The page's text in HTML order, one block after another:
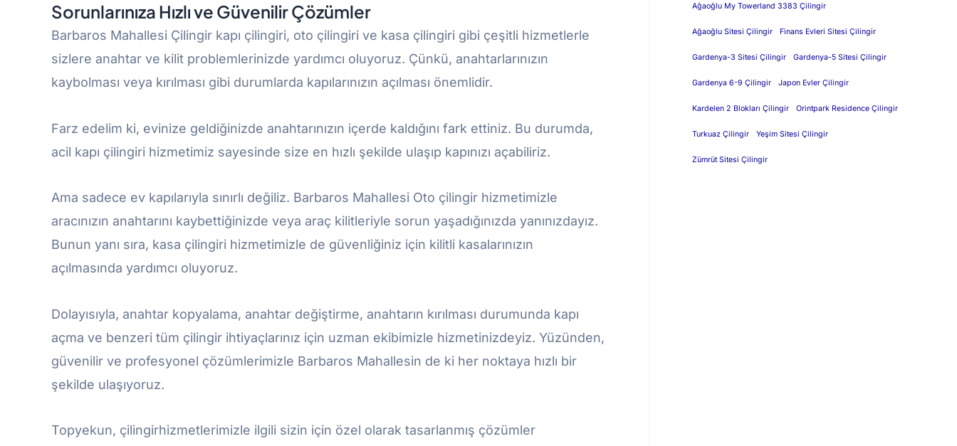
Sorunlarınıza Hızlı ve Güvenilir Çözümler
Barbaros Mahallesi Çilingir kapı çilingiri, oto çilingiri ve kasa çilingiri gibi çeşitli hizmetlerle
sizlere anahtar ve kilit problemlerinizde yardımcı oluyoruz. Çünkü, anahtarlarınızın
kaybolması veya kırılması gibi durumlarda kapılarınızın açılması önemlidir.
Farz edelim ki, evinize geldiğinizde anahtarınızın içerde kaldığını fark ettiniz. Bu durumda,
acil kapı çilingiri hizmetimiz sayesinde size en hızlı şekilde ulaşıp kapınızı açabiliriz.
Ama sadece ev kapılarıyla sınırlı değiliz. Barbaros Mahallesi Oto çilingir hizmetimizle
aracınızın anahtarını kaybettiğinizde veya araç kilitleriyle sorun yaşadığınızda yanınızdayız.
Bunun yanı sıra, kasa çilingiri hizmetimizle de güvenliğiniz için kilitli kasalarınızın
açılmasında yardımcı oluyoruz.
Dolayısıyla, anahtar kopyalama, anahtar değiştirme, anahtarın kırılması durumunda kapı
açma ve benzeri tüm çilingir ihtiyaçlarınız için uzman ekibimizle hizmetinizdeyiz. Yüzünden,
güvenilir ve profesyonel çözümlerimizle Barbaros Mahallesin de ki her noktaya hızlı bir
şekilde ulaşıyoruz.
Topyekun, çilingirhizmetlerimizle ilgili sizin için özel olarak tasarlanmış çözümler
Ağaoğlu My Towerland 3383 Çilingir
Ağaoğlu Sitesi Çilingir Finans Evleri Sitesi Çilingir
Gardenya-3 Sitesi Çilingir Gardenya-5 Sitesi Çilingir
Gardenya 6-9 Çilingir Japon Evler Çilingir
Kardelen 2 Blokları Çilingir Orintpark Residence Çilingir
Turkuaz Çilingir Yeşim Sitesi Çilingir
Zümrüt Sitesi Çilingir